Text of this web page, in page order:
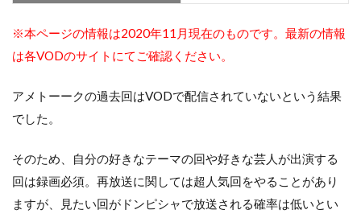
※本ページの情報は2020年11月現在のものです。最新の情報
は各VODのサイトにてご確認ください。
アメトーークの過去回はVODで配信されていないという結果
でした。
そのため、自分の好きなテーマの回や好きな芸人が出演する
回は録画必須。再放送に関しては超人気回をやることがあり
ますが、見たい回がドンピシャで放送される確率は低いとい